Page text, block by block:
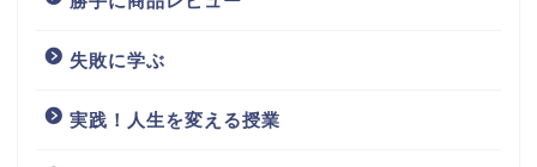
失敗に学ぶ
実践！人生を変える授業